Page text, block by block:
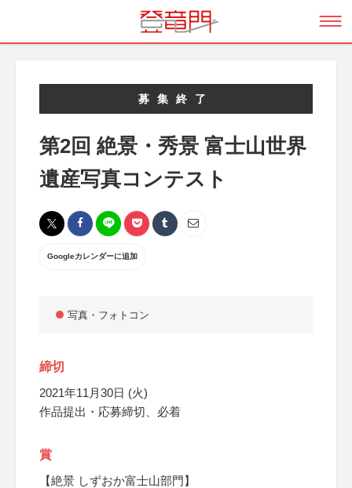
募集終了
第2回 絶景・秀景 富士山世界
遺産写真コンテスト
Googleカレンダーに追加
写真・フォトコン
締切
2021年11月30日 (火)
作品提出・応募締切、必着
賞
【絶景 しずおか富士山部門】